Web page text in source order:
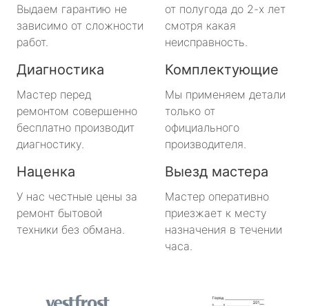
Выдаем гарантию не
зависимо от сложности
работ.
от полугода до 2-х лет
смотря какая
неисправность.
Диагностика
Мастер перед
ремонтом совершенно
бесплатно производит
диагностику.
Комплектующие
Мы применяем детали
только от
официального
производителя.
Наценка
У нас честные цены за
ремонт бытовой
техники без обмана.
Выезд мастера
Мастер оперативно
приезжает к месту
назначения в течении
часа.